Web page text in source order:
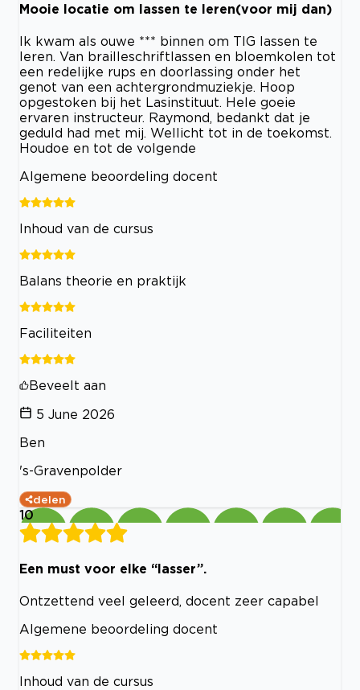
Mooie locatie om lassen te leren(voor mij dan)
Ik kwam als ouwe *** binnen om TIG lassen te
leren. Van brailleschriftlassen en bloemkolen tot
een redelijke rups en doorlassing onder het
genot van een achtergrondmuziekje. Hoop
opgestoken bij het Lasinstituut. Hele goeie
ervaren instructeur. Raymond, bedankt dat je
geduld had met mij. Wellicht tot in de toekomst.
Houdoe en tot de volgende
Algemene beoordeling docent
Inhoud van de cursus
Balans theorie en praktijk
Faciliteiten
Beveelt aan
5 June 2026
Ben
's-Gravenpolder
delen
10
Een must voor elke “lasser”.
Ontzettend veel geleerd, docent zeer capabel
Algemene beoordeling docent
Inhoud van de cursus